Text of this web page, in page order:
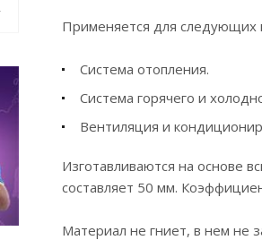
Применяется для
Система отопления.
Система горячего и
Вентиляция и
Изготавливаются на основе
составляет 50 мм.
Материал не гниет, в нем не